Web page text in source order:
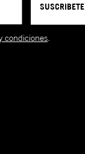
SUSCRIBETE
condiciones